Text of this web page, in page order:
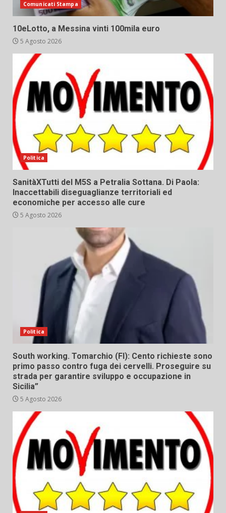
Comunicati Stampa
10eLotto, a Messina vinti 100mila euro
5 Agosto 2026
Politica
SanitàXTutti del M5S a Petralia Sottana. Di Paola:
Inaccettabili diseguaglianze territoriali ed
economiche per accesso alle cure
5 Agosto 2026
Politica
South working. Tomarchio (FI): Cento richieste sono
primo passo contro fuga dei cervelli. Proseguire su
strada per garantire sviluppo e occupazione in
Sicilia”
5 Agosto 2026